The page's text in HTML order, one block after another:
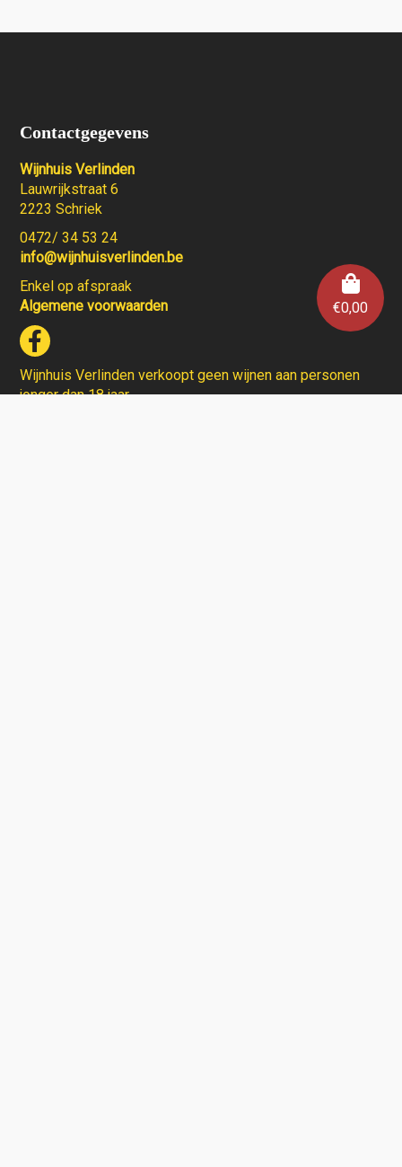
€0,00
Contactgegevens
Wijnhuis Verlinden
Lauwrijkstraat 6
2223 Schriek
0472/ 34 53 24
info@wijnhuisverlinden.be
Enkel op afspraak
Algemene voorwaarden
Wijnhuis Verlinden verkoopt geen wijnen aan personen
jonger dan 18 jaar.